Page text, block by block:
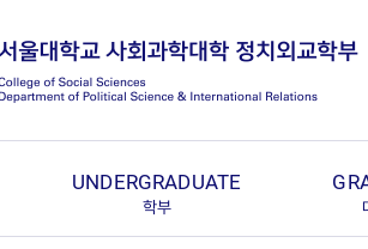
UNDERGRADUATE
학부